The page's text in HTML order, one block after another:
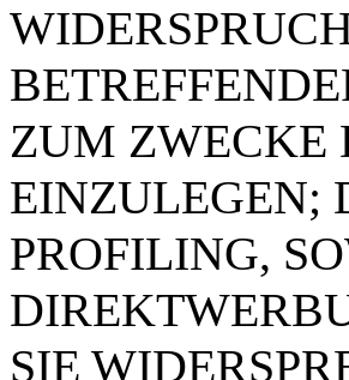
ZUM ZWECKE
EINZULEGEN;
PROFILING,
SIE